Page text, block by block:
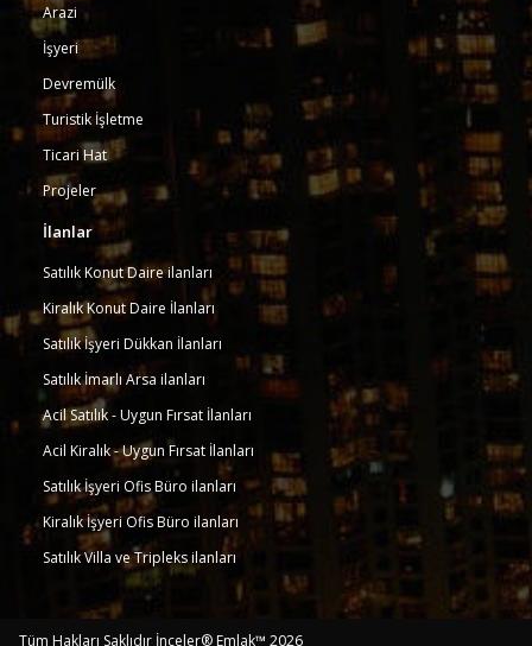
Arazi
İşyeri
Devremülk
Turistik İşletme
Ticari Hat
Projeler
İlanlar
Satılık Konut Daire ilanları
Kiralık Konut Daire İlanları
Satılık İşyeri Dükkan İlanları
Satılık İmarlı Arsa ilanları
Acil Satılık - Uygun Fırsat İlanları
Acil Kiralık - Uygun Fırsat İlanları
Satılık İşyeri Ofis Büro ilanları
Kiralık İşyeri Ofis Büro ilanları
Satılık Villa ve Tripleks ilanları
Tüm Hakları Saklıdır İnceler® Emlak™ 2026